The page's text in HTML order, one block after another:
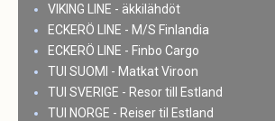
VIKING LINE - äkkilähdöt
ECKERÖ LINE - M/S Finlandia
ECKERÖ LINE - Finbo Cargo
TUI SUOMI - Matkat Viroon
TUI SVERIGE - Resor till Estland
TUI NORGE - Reiser til Estland